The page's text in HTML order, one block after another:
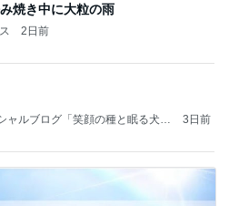
焼き中に大粒の雨
2日前
ャルブログ「笑顔の種と眠る犬」
3日前